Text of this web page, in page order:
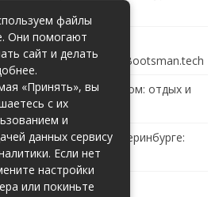
в России: обзор
развития сайта Bootsman.tech
в Тольятти с бассейном: отдых и
с деменцией в Екатеринбурге:
файлы
Они помогают
сайт и делать
«Принять», вы
с их
и
данных сервису
Если нет
настройки
или покиньте